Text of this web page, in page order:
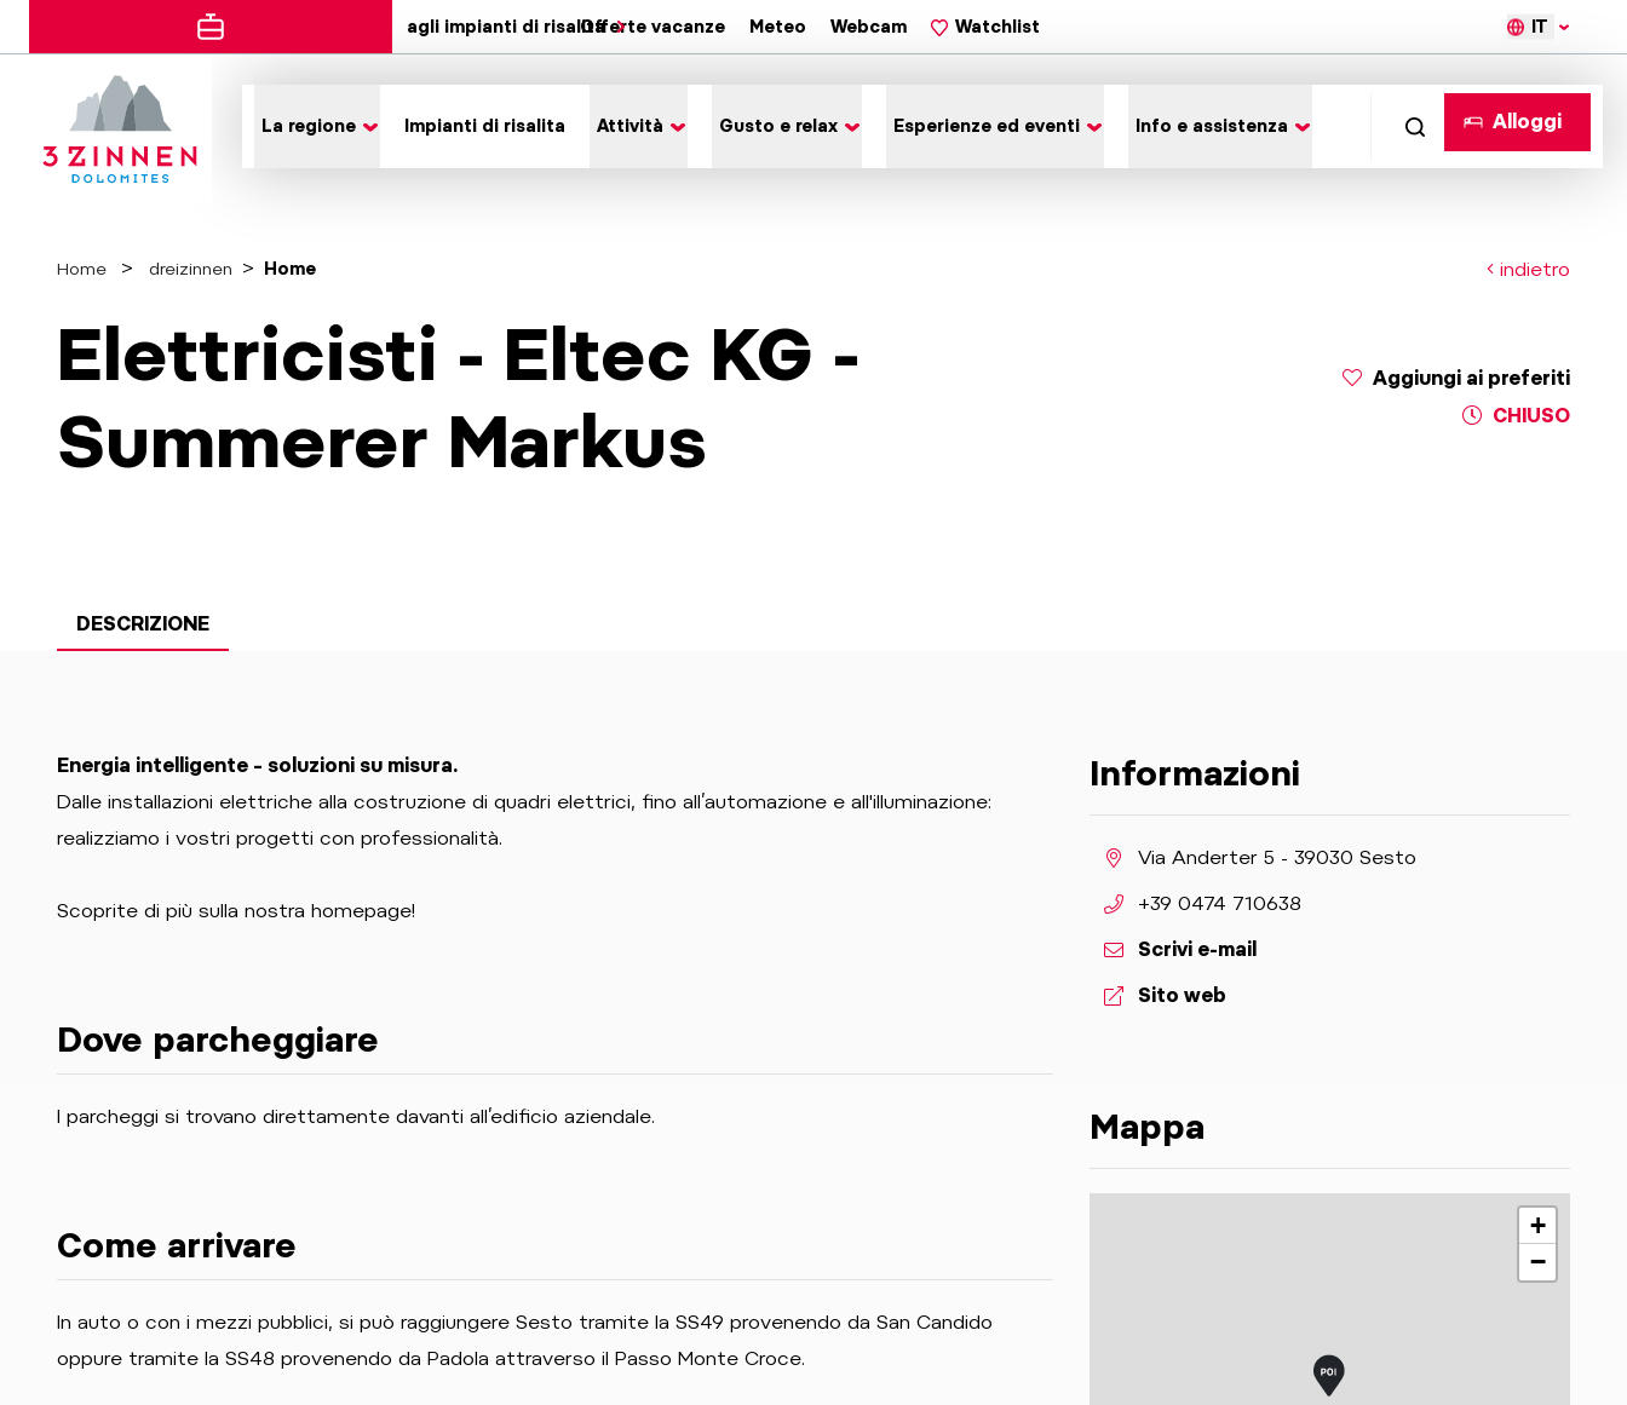
agli impianti di risalitaOfferte vacanze Meteo Webcam Watchlist IT
La regione Impianti di risalita Attività Gusto e relax Esperienze ed eventi Info e assistenza Alloggi
Home dreizinnen Home indietro
Elettricisti - Eltec KG -
Summerer Markus
Aggiungi ai preferiti
CHIUSO
DESCRIZIONE
Energia intelligente – soluzioni su misura.
Dalle installazioni elettriche alla costruzione di quadri elettrici, fino all’automazione e all'illuminazione:
realizziamo i vostri progetti con professionalità.
Scoprite di più sulla nostra homepage!
Dove parcheggiare
I parcheggi si trovano direttamente davanti all’edificio aziendale.
Come arrivare
In auto o con i mezzi pubblici, si può raggiungere Sesto tramite la SS49 provenendo da San Candido
oppure tramite la SS48 provenendo da Padola attraverso il Passo Monte Croce.
Informazioni
aria.location:
Via Anderter 5 - 39030 Sesto
aria.phone:
+39 0474 710638
Scrivi e-mail
aria.website:
Sito web
Mappa
+
−